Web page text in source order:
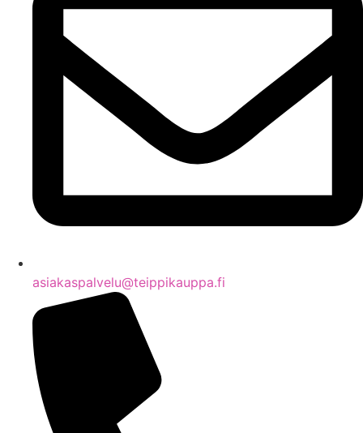
asiakaspalvelu@teippikauppa.fi